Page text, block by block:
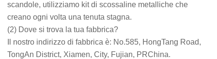
scandole, utilizziamo kit di scossaline metalliche che
creano ogni volta una tenuta stagna.
(2) Dove si trova la tua fabbrica?
Il nostro indirizzo di fabbrica è: No.585, HongTang Road,
TongAn District, Xiamen, City, Fujian, PRChina.